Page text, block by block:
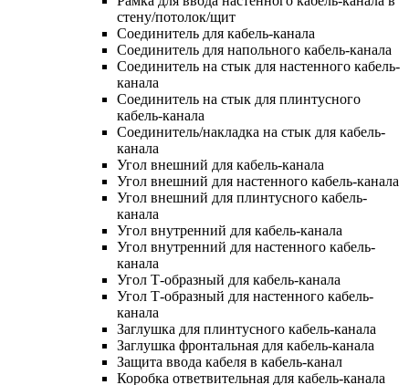
стену/потолок/щит
Соединитель для кабель-канала
Соединитель для напольного кабель-канала
Соединитель на стык для настенного кабель-
канала
Соединитель на стык для плинтусного
кабель-канала
Соединитель/накладка на стык для кабель-
канала
Угол внешний для кабель-канала
Угол внешний для настенного кабель-канала
Угол внешний для плинтусного кабель-
канала
Угол внутренний для кабель-канала
Угол внутренний для настенного кабель-
канала
Угол Т-образный для кабель-канала
Угол Т-образный для настенного кабель-
канала
Заглушка для плинтусного кабель-канала
Заглушка фронтальная для кабель-канала
Защита ввода кабеля в кабель-канал
Коробка ответвительная для кабель-канала